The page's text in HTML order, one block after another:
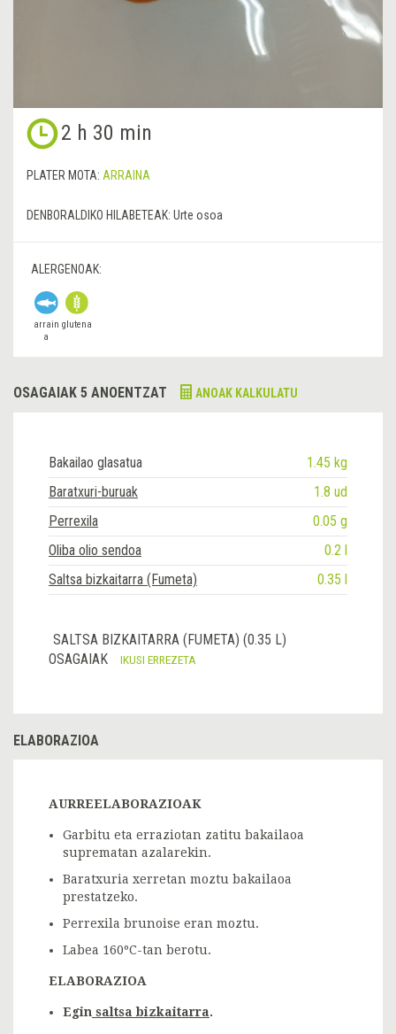
2 h 30 min
PLATER MOTA: ARRAINA
DENBORALDIKO HILABETEAK: Urte osoa
ALERGENOAK:
arrain
a
glutena
OSAGAIAK 5 ANOENTZAT ANOAK KALKULATU
Bakailao glasatua
1.45 kg
Baratxuri-buruak
1.8 ud
Perrexila
0.05 g
Oliba olio sendoa
0.2 l
Saltsa bizkaitarra (Fumeta)
0.35 l
SALTSA BIZKAITARRA (FUMETA) (0.35 L)
OSAGAIAK
IKUSI ERREZETA
ELABORAZIOA
AURREELABORAZIOAK
Garbitu eta erraziotan zatitu bakailaoa
suprematan azalarekin.
Baratxuria xerretan moztu bakailaoa
prestatzeko.
Perrexila brunoise eran moztu.
Labea 160ºC-tan berotu.
ELABORAZIOA
Egin saltsa bizkaitarra.